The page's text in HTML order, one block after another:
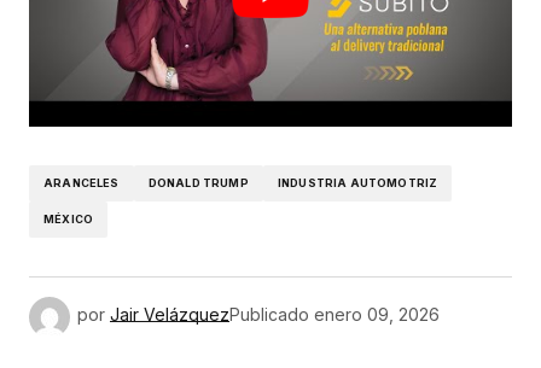
ARANCELES DONALD TRUMP INDUSTRIA AUTOMOTRIZ
MÉXICO
por Jair VelázquezPublicado enero 09, 2026